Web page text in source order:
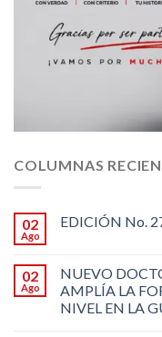
COLUMNAS
02
Ago
EDICIÓN No.
02
Ago
NUEVO
AMPLÍA LA
NIVEL EN LA